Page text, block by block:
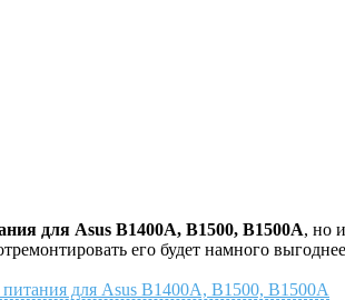
для Asus B1400A, B1500, B1500A, но
его будет намного
питания для Asus B1400A, B1500, B1500A